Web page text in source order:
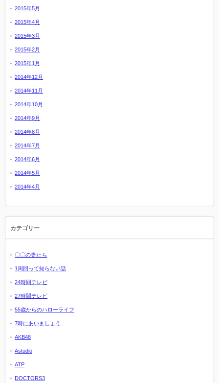
2015年5月
2015年4月
2015年3月
2015年2月
2015年1月
2014年12月
2014年11月
2014年10月
2014年9月
2014年8月
2014年7月
2014年6月
2014年5月
2014年4月
カテゴリー
〇〇の妻たち
1周回って知らない話
24時間テレビ
27時間テレビ
55歳からのハローライフ
7時にあいましょう
AKB48
Astudio
ATP
DOCTORS3